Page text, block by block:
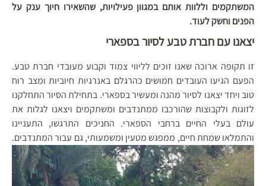
המשתקמים וללוות אותם במגוון פעילויות, שהשאירו חיוך ענק על
הפנים וחשק לעוד.
יצאנו עם חברת טבע לסיור בספארי
זו תקופה ארוכה שאנו זוכים לליווי צמוד וקבוע מעובדי חברת טבע.
הפעם הגיעו העובדים חמושים כהרגלם באנרגיות חיוביות ומצב רוח
טוב ויחד יצאנו לסיור מהנה ומעשיר בספארי. בתחילת הסיור התחלקנו
לזוגות ולקבוצות שהורכבו ממתנדבים ומשתקמים ויצאנו לגלות את
עולם בעלי החיים ברחבי הספארי. החניכים התרגשו, התעניינו
והתמלאו שמחת חיים, ממפגש מטעין ומשמעותי, גם עבור המתנדבים.